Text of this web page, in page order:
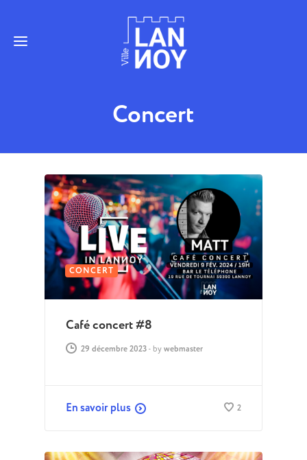
Concert
CONCERT
Café concert #8
29 décembre 2023- by webmaster
En savoir plus 2